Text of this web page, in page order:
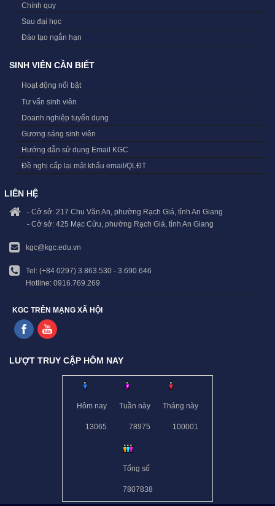
Chính quy
Sau đại học
Đào tạo ngắn hạn
SINH VIÊN CẦN BIẾT
Hoạt động nổi bật
Tư vấn sinh viên
Doanh nghiệp tuyển dụng
Gương sáng sinh viên
Hướng dẫn sử dụng Email KGC
Đề nghị cấp lại mật khẩu email/QLĐT
LIÊN HỆ
- Cở sở: 217 Chu Văn An, phường Rạch Giá, tỉnh An Giang
- Cở sở: 425 Mạc Cửu, phường Rạch Giá, tỉnh An Giang
kgc@kgc.edu.vn
Tel: (+84 0297) 3.863.530 - 3.690.646
Hotline: 0916.769.269
KGC TRÊN MẠNG XÃ HỘI
LƯỢT TRUY CẬP HÔM NAY
Hôm nay
13065
Tuần này
78975
Tháng này
100001
Tổng số
7807838